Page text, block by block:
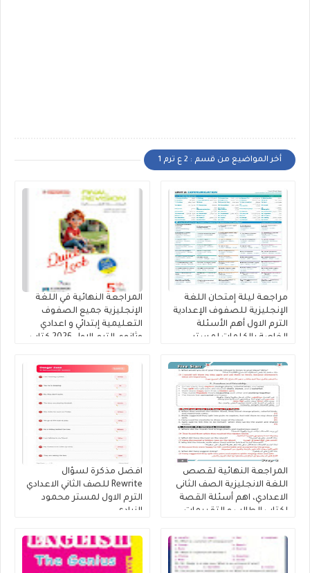
أخر المواضيع من قسم : 2 ع ترم 1
مراجعة ليلة إمتحان اللغة
الإنجليزية للصفوف الإعدادية
الترم الاول أهم الأسئلة
الخاصة بالكلمات لمستر
المراجعة النهائية في اللغة
الإنجليزية جميع الصفوف
التعليمية إبتدائي و اعدادي
وثانوي الترم الاول 2026 كتاب
المراجعة النهائية لقصص
اللغة الانجليزية الصف الثانى
الاعدادي، اهم أسئلة القصة
لكتاب الطالب و التقييمات
كتاب فايف ستارز
افضل مذكرة لسؤال
Rewrite للصف الثاني الاعدادي
الترم الاول لمستر محمود
الزيادى